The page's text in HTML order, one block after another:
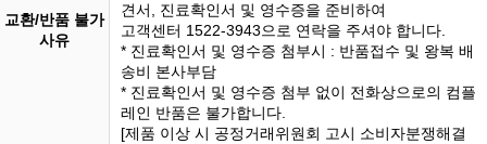
교환/반품 불가
사유
견서, 진료확인서 및 영수증을 준비하여
고객센터 1522-3943으로 연락을 주셔야 합니다.
* 진료확인서 및 영수증 첨부시 : 반품접수 및 왕복 배
송비 본사부담
* 진료확인서 및 영수증 첨부 없이 전화상으로의 컴플
레인 반품은 불가합니다.
[제품 이상 시 공정거래위원회 고시 소비자분쟁해결